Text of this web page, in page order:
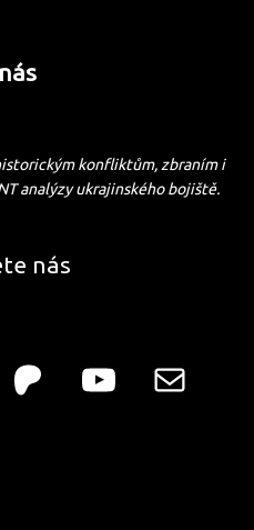
konfliktům, zbraním i
analýzy ukrajinského bojiště.
nás